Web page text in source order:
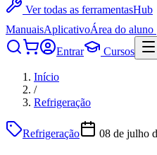
Ver todas as ferramentasHub
ManuaisAplicativoÁrea do aluno
Entrar
Cursos
Início
/
Refrigeração
Refrigeração 08 de julho